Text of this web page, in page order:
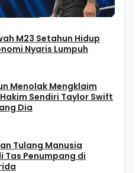
M23 Setahun Hidup
Nyaris Lumpuh
Menolak Mengklaim
Sendiri Taylor Swift
Dia
Tulang Manusia
Tas Penumpang di